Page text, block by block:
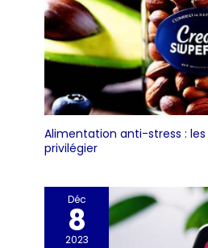
Alimentation anti-stress :
privilégier
Déc
8
2023